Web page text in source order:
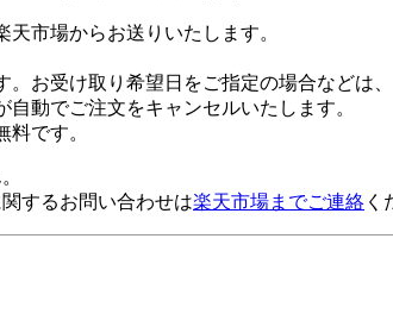
市場からお送りいたします。
お受け取り希望日をご指定の場合などは
動でご注文をキャンセルいたします。
です。
するお問い合わせは楽天市場までご連絡 く